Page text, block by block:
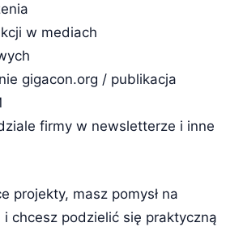
w mediach
gigacon.org / publikacja
firmy w newsletterze i inne
projekty, masz pomysł na
i chcesz podzielić się praktyczną